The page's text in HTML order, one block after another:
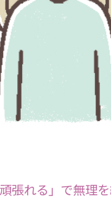
張れる」で無理を